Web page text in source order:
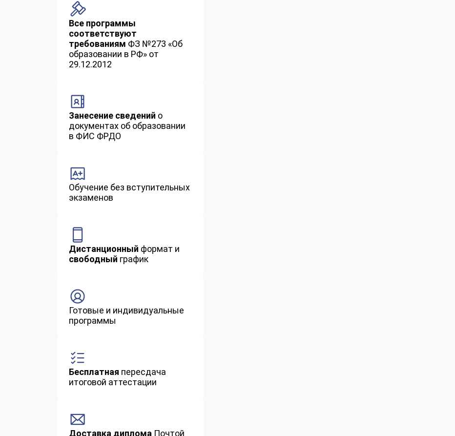
Все программы
соответствуют
требованиям ФЗ №273 «Об
образовании в РФ» от
29.12.2012
Занесение сведений о
документах об образовании
в ФИС ФРДО
Обучение без вступительных
экзаменов
Дистанционный формат и
свободный график
Готовые и индивидуальные
программы
Бесплатная пересдача
итоговой аттестации
Доставка диплома Почтой